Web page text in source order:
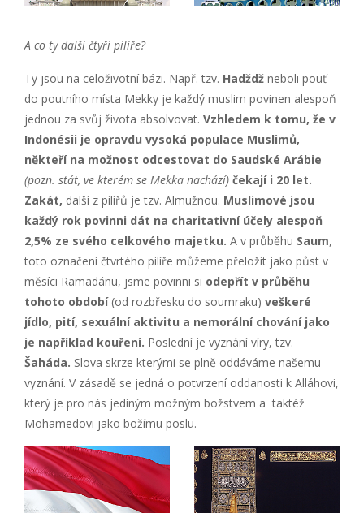
A co ty další čtyři pilíře?
Ty jsou na celoživotní bázi. Např. tzv. Hadždž neboli pouť
do poutního místa Mekky je každý muslim povinen alespoň
jednou za svůj života absolvovat. Vzhledem k tomu, že v
Indonésii je opravdu vysoká populace Muslimů,
někteří na možnost odcestovat do Saudské Arábie
(pozn. stát, ve kterém se Mekka nachází) čekají i 20 let.
Zakát, další z pilířů je tzv. Almužnou. Muslimové jsou
každý rok povinni dát na charitativní účely alespoň
2,5% ze svého celkového majetku. A v průběhu Saum,
toto označení čtvrtého pilíře můžeme přeložit jako půst v
měsíci Ramadánu, jsme povinni si odepřít v průběhu
tohoto období(od rozbřesku do soumraku) veškeré
jídlo, pití, sexuální aktivitu a nemorální chování jako
je například kouření. Poslední je vyznání víry, tzv.
Šaháda. Slova skrze kterými se plně oddáváme našemu
vyznání. V zásadě se jedná o potvrzení oddanosti k Alláhovi,
který je pro nás jediným možným božstvem a taktéž
Mohamedovi jako božímu poslu.